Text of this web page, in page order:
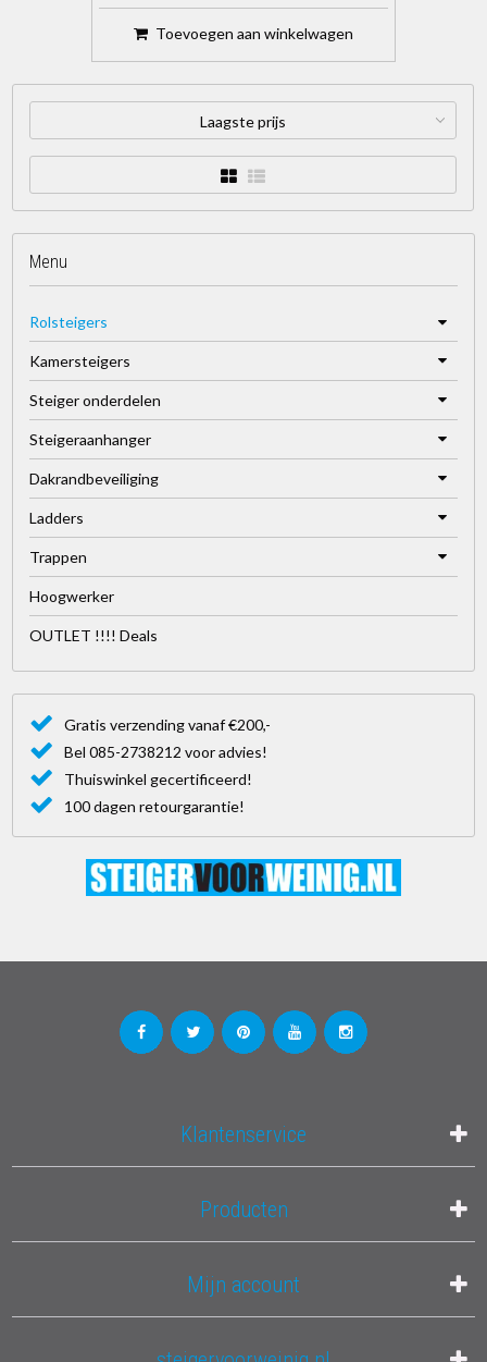
Toevoegen aan winkelwagen
Laagste prijs
Menu
Rolsteigers
Kamersteigers
Steiger onderdelen
Steigeraanhanger
Dakrandbeveiliging
Ladders
Trappen
Hoogwerker
OUTLET !!!! Deals
Gratis verzending vanaf €200,-
Bel 085-2738212 voor advies!
Thuiswinkel gecertificeerd!
100 dagen retourgarantie!
Klantenservice
Producten
Mijn account